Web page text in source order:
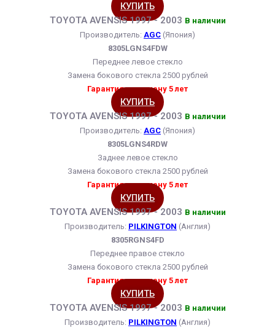
КУПИТЬ
TOYOTA AVENSIS 1997 - 2003 В наличии
Производитель: AGC (Япония)
8305LGNS4FDW
Переднее левое стекло
Замена бокового стекла 2500 рублей
Гарантия на замену 5 лет
КУПИТЬ
TOYOTA AVENSIS 1997 - 2003 В наличии
Производитель: AGC (Япония)
8305LGNS4RDW
Заднее левое стекло
Замена бокового стекла 2500 рублей
Гарантия на замену 5 лет
КУПИТЬ
TOYOTA AVENSIS 1997 - 2003 В наличии
Производитель: PILKINGTON (Англия)
8305RGNS4FD
Переднее правое стекло
Замена бокового стекла 2500 рублей
Гарантия на замену 5 лет
КУПИТЬ
TOYOTA AVENSIS 1997 - 2003 В наличии
Производитель: PILKINGTON (Англия)